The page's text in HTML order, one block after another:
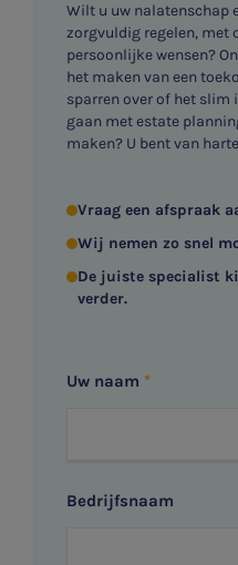
Wilt u uw nalatenschap
zorgvuldig regelen, met
persoonlijke wensen?
het maken van een
sparren over of het slim
gaan met estate
maken? U bent van
Vraag een afspraak
Wij nemen zo snel
De juiste specialist
verder.
Uw naam
Bedrijfsnaam